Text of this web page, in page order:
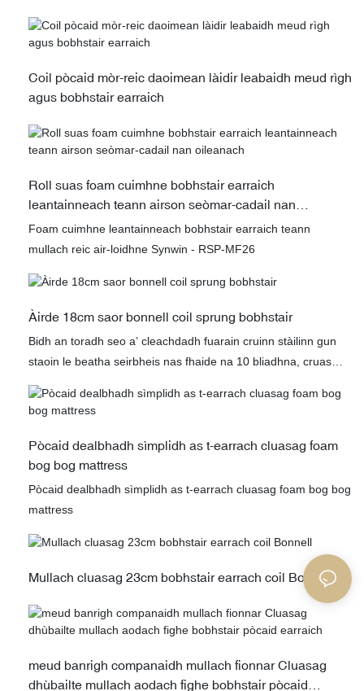
Coil pòcaid mòr-reic daoimean làidir leabaidh meud rìgh
agus bobhstair earraich
Roll suas foam cuimhne bobhstair earraich
leantainneach teann airson seòmar-cadail nan
oileanach
Foam cuimhne leantainneach bobhstair earraich teann
mullach reic air-loidhne Synwin - RSP-MF26
Àirde 18cm saor bonnell coil sprung bobhstair
Bidh an toradh seo a’ cleachdadh fuarain cruinn stàilinn gun
staoin le beatha seirbheis nas fhaide na 10 bliadhna, cruas
èifeachdaiche a thaobh cosgais, a tha sa chumantas
Pòcaid dealbhadh sìmplidh as t-earrach cluasag foam
bog bog mattress
Pòcaid dealbhadh sìmplidh as t-earrach cluasag foam bog bog
mattress
Mullach cluasag 23cm bobhstair earrach coil Bonnell
meud banrigh companaidh mullach fionnar Cluasag
dhùbailte mullach aodach fighe bobhstair pòcaid